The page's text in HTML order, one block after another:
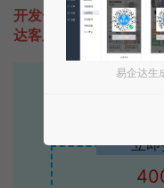
开发一款类似附近有位
达客服即可为您定制开
专业小程序
立
易企达生